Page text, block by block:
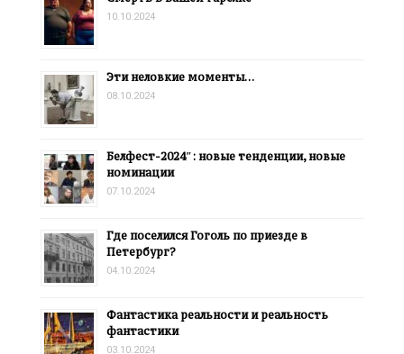
10.10.2024
Эти неловкие моменты…
08.10.2024
Белфест-2024″: новые тенденции, новые
номинации
07.10.2024
Где поселился Гоголь по приезде в
Петербург?
04.10.2024
Фантастика реальности и реальность
фантастики
03.10.2024